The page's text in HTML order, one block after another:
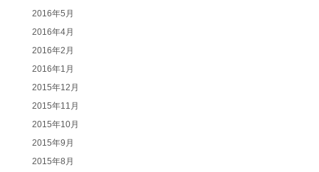
2016年5月
2016年4月
2016年2月
2016年1月
2015年12月
2015年11月
2015年10月
2015年9月
2015年8月